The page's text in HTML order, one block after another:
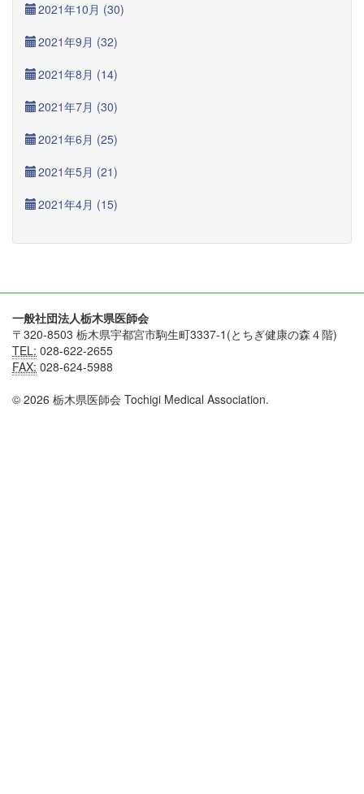
2021年10月 (30)
2021年9月 (32)
2021年8月 (14)
2021年7月 (30)
2021年6月 (25)
2021年5月 (21)
2021年4月 (15)
一般社団法人栃木県医師会
〒320-8503 栃木県宇都宮市駒生町3337-1(とちぎ健康の森４階)
TEL: 028-622-2655
FAX: 028-624-5988
© 2026 栃木県医師会 Tochigi Medical Association.